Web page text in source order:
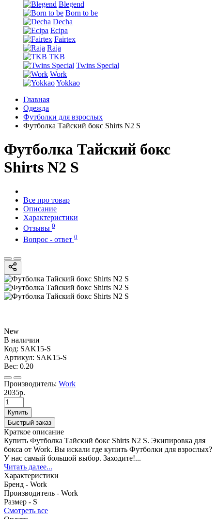
Blegend
Born to be
Decha
Ecipa
Fairtex
Raja
TKB
Twins Special
Work
Yokkao
Главная
Одежда
Футболки для взрослых
Футболка Тайский бокс Shirts N2 S
Футболка Тайский бокс
Shirts N2 S
Все про товар
Описание
Характеристики
Отзывы 0
Вопрос - ответ 0
New
В наличии
Код: SAK15-S
Артикул: SAK15-S
Вес: 0.20
Производитель: Work
2035р.
Купить
Быстрый заказ
Краткое описание
Купить Футболка Тайский бокс Shirts N2 S. Экипировка для
бокса от Work. Вы искали где купить Футболки для взрослых?
У нас самый большой выбор. Заходите!...
Читать далее...
Характеристики
Бренд - Work
Производитель - Work
Размер - S
Смотреть все